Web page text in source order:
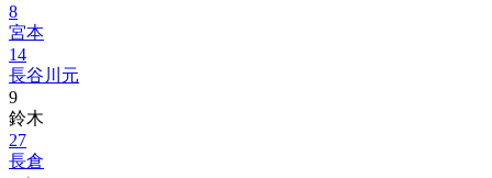
8
宮本
14
長谷川元
9
鈴木
27
長倉